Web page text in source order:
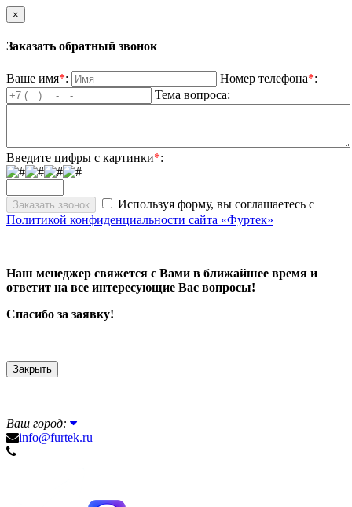
×
Заказать обратный звонок
Ваше имя*: Номер телефона*:
Тема вопроса:
Введите цифры с картинки*:
Используя форму, вы соглашаетесь с
Политикой конфиденциальности сайта «Фуртек»
Наш менеджер свяжется с Вами в ближайшее время и
ответит на все интересующие Вас вопросы!
Спасибо за заявку!
Закрыть
Ваш город:
info@furtek.ru